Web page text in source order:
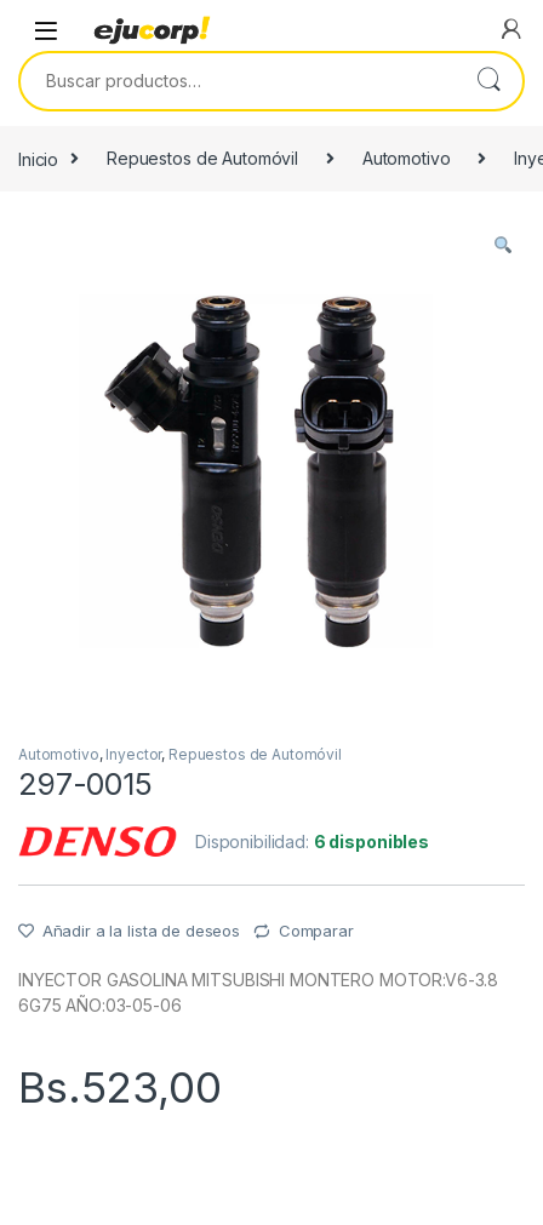
Buscar por:
Inicio Repuestos de Automóvil Automotivo
Automotivo, Inyector, Repuestos de Automóvil
297-0015
Disponibilidad: 6 disponibles
Añadir a la lista de deseos Comparar
INYECTOR GASOLINA MITSUBISHI MONTERO MOTOR:V6-3.8
6G75 AÑO:03-05-06
Bs.523,00